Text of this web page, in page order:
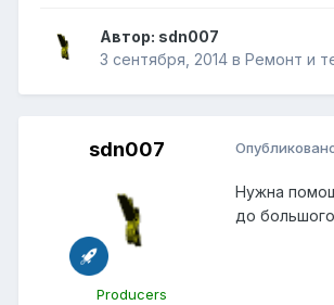
Автор: sdn007
3 сентября, 2014 в Ремонт и
sdn007
Producers
Нужна
до